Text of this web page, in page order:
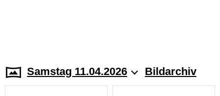
Samstag 11.04.2026 Bildarchiv